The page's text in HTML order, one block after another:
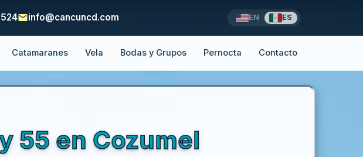
Catamaranes Vela Bodas y Grupos Pernocta Contacto
info@cancuncd.com EN ES
55 en Cozumel